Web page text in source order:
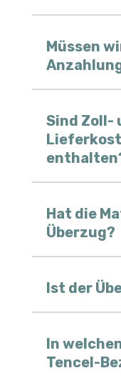
Müssen
Sind Zoll-
Hat die
Überzug?
Ist der
In
Tencel-